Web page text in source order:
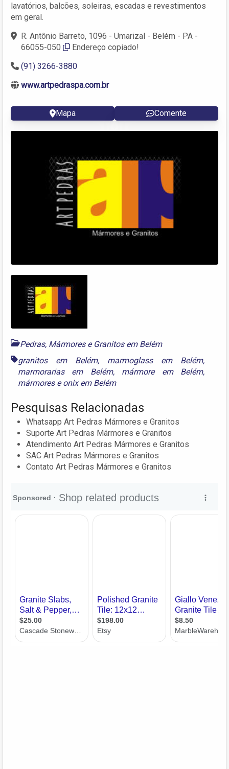
lavatórios, balcões, soleiras, escadas e revestimentos
em geral.
R. Antônio Barreto, 1096 - Umarizal - Belém - PA -
66055-050
Endereço copiado!
(91) 3266-3880
www.artpedraspa.com.br
Mapa Comente
Pedras, Mármores e Granitos em Belém
granitos em Belém, marmoglass em Belém,
marmorarias em Belém, mármore em Belém,
mármoreseonix em Belém
Pesquisas Relacionadas
Whatsapp Art Pedras Mármores e Granitos
Suporte Art Pedras Mármores e Granitos
Atendimento Art Pedras Mármores e Granitos
SAC Art Pedras Mármores e Granitos
Contato Art Pedras Mármores e Granitos